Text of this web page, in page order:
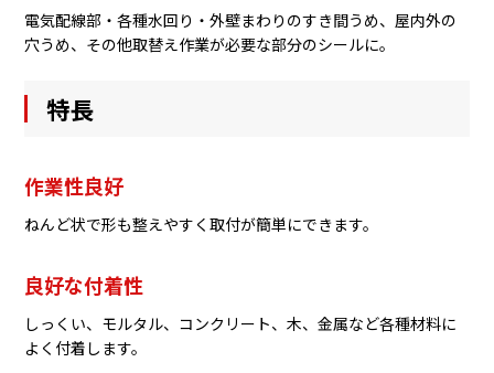
電気配線部・各種水回り・外壁まわりのすき間うめ、屋内外の
穴うめ、その他取替え作業が必要な部分のシールに。
特長
作業性良好
ねんど状で形も整えやすく取付が簡単にできます。
良好な付着性
しっくい、モルタル、コンクリート、木、金属など各種材料に
よく付着します。